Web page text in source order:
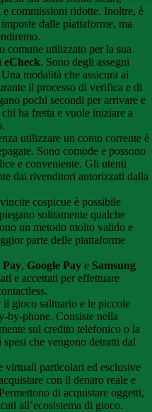
commissioni ridotte. Inoltre, è
dalle piattaforme, ma
comune utilizzato per la sua
eCheck. Sono degli assegni
modalità che assicura ai
il processo di verifica e di
pochi secondi per arrivare e
ha fretta e vuole iniziare a
utilizzare un conto corrente è
Sono comode e possono
e conveniente. Gli utenti
dai rivenditori autorizzati dalla
cospicue è possibile
solitamente qualche
un metodo molto valido e
parte delle piattaforme
Pay, Google Pay e Samsung
e accettati per effettuare
gioco saltuario e le piccole
by-phone. Consiste nella
sul credito telefonico o la
che vengono detratti dal
virtuali particolari ed esclusive
con il denaro reale e
di acquistare oggetti,
all’ecosistema di gioco.